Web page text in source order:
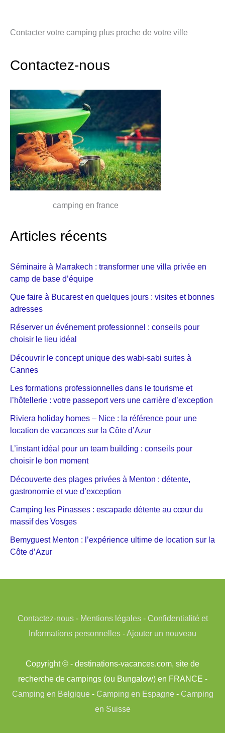
Contacter votre camping plus proche de votre ville
Contactez-nous
camping en france
Articles récents
Séminaire à Marrakech : transformer une villa privée en
camp de base d’équipe
Que faire à Bucarest en quelques jours : visites et bonnes
adresses
Réserver un événement professionnel : conseils pour
choisir le lieu idéal
Découvrir le concept unique des wabi-sabi suites à
Cannes
Les formations professionnelles dans le tourisme et
l’hôtellerie : votre passeport vers une carrière d’exception
Riviera holiday homes – Nice : la référence pour une
location de vacances sur la Côte d’Azur
L’instant idéal pour un team building : conseils pour
choisir le bon moment
Découverte des plages privées à Menton : détente,
gastronomie et vue d’exception
Camping les Pinasses : escapade détente au cœur du
massif des Vosges
Bemyguest Menton : l’expérience ultime de location sur la
Côte d’Azur
Contactez-nous- Mentions légales- Confidentialité et
Informations personnelles -Ajouter un nouveau
Copyright © - destinations-vacances.com, site de
recherche de campings (ou Bungalow) en FRANCE -
Camping en Belgique- Camping en Espagne- Camping
en Suisse